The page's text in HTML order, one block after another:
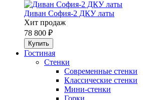
Диван София-2 ДКУ латы
Хит продаж
78 800 ₽
Гостиная
Стенки
Современные стенки
Классические стенки
Мини-стенки
Горки